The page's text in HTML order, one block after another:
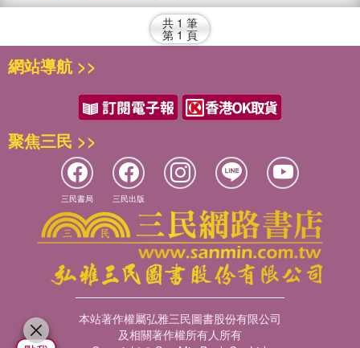
共 1 筆
第 1 頁
網站導航 >>
聚焦三民 >>
三民書局 三民出版
本站著作權屬弘雅三民圖書股份有限公司
及相關著作權所有人所有